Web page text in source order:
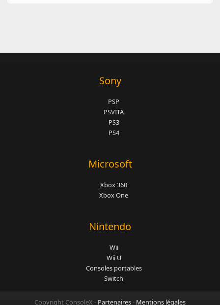
Sony
PSP
PSVITA
PS3
PS4
Microsoft
Xbox 360
Xbox One
Nintendo
Wii
Wii U
Consoles portables
Switch
Copyright ConsoleX - Partenaires- Mentions légales